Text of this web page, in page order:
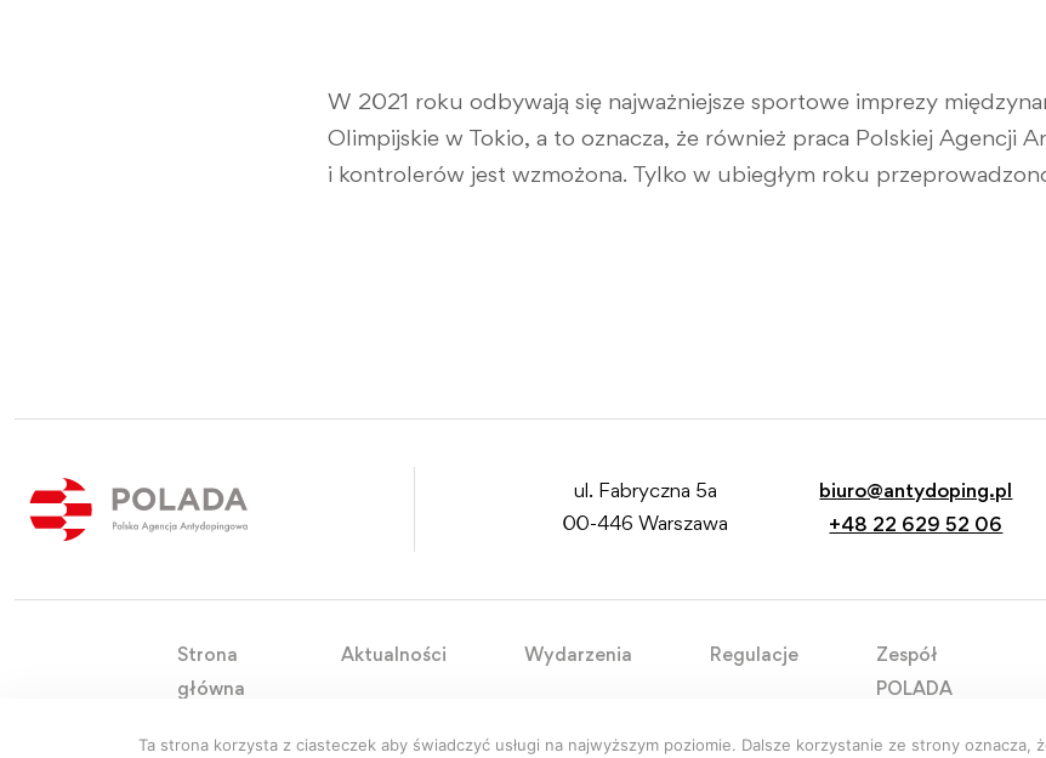
W 2021 roku odbywają się najważniejsze sportowe imprezy
Olimpijskie w Tokio, a to oznacza, że również praca Polskiej Agencji
i kontrolerów jest wzmożona. Tylko w ubiegłym roku
ul. Fabryczna 5a
00-446 Warszawa
biuro@antydoping.pl
+48 22 629 52 06
Strona
główna
Aktualności Wydarzenia Regulacje
Zespół
POLADA
Ta strona korzysta z ciasteczek aby świadczyć usługi na najwyższym poziomie. Dalsze korzystanie ze strony oznacza,